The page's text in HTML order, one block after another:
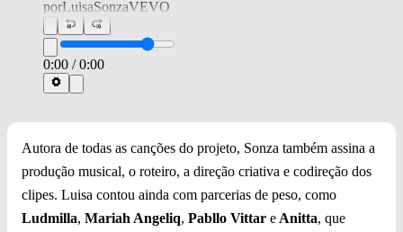
porLuisaSonzaVEVO
0:00 /0:00
Autora de todas as canções do projeto, Sonza também assina a
produção musical, o roteiro, a direção criativa e codireção dos
clipes. Luisa contou ainda com parcerias de peso, como
Ludmilla, Mariah Angeliq, Pabllo Vittar e Anitta, que